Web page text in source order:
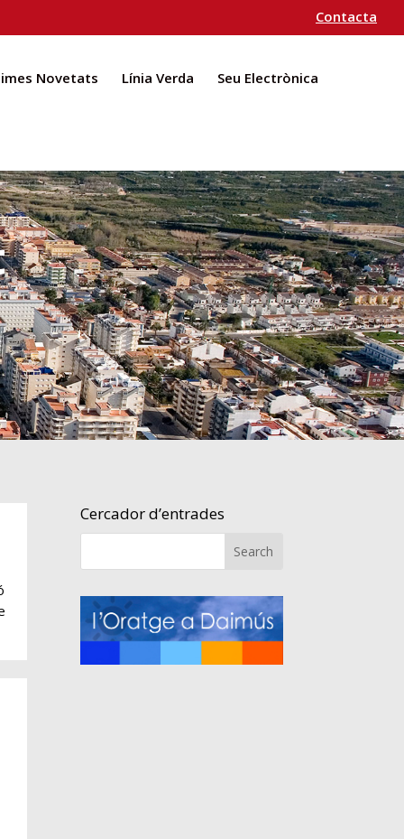
Contacta
Novetats Línia Verda Seu Electrònica
Cercador d’entrades